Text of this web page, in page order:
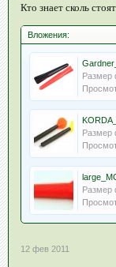
Кто знает сколь
Вложения:
Размер
Размер
Размер
12 фев 2011